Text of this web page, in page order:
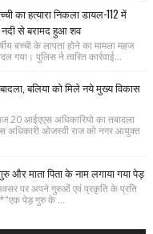
का हत्यारा निकला डायल-112 में
नदी से बरामद हुआ शव
बच्ची के लापता होने का मामला महज
पुलिस ने त्वरित कार्रवाई...
बलिया को मिले नये मुख्य विकास
आईएएस अधिकारियो का तबादला
अधिकारी ओजस्वी राज को नगर आयुक्त
माता पिता के नाम लगाया गया पेड़
पर अपने गुरुओं एवं प्रकृति के प्रति
*"एक पेड़ गुरु के ...